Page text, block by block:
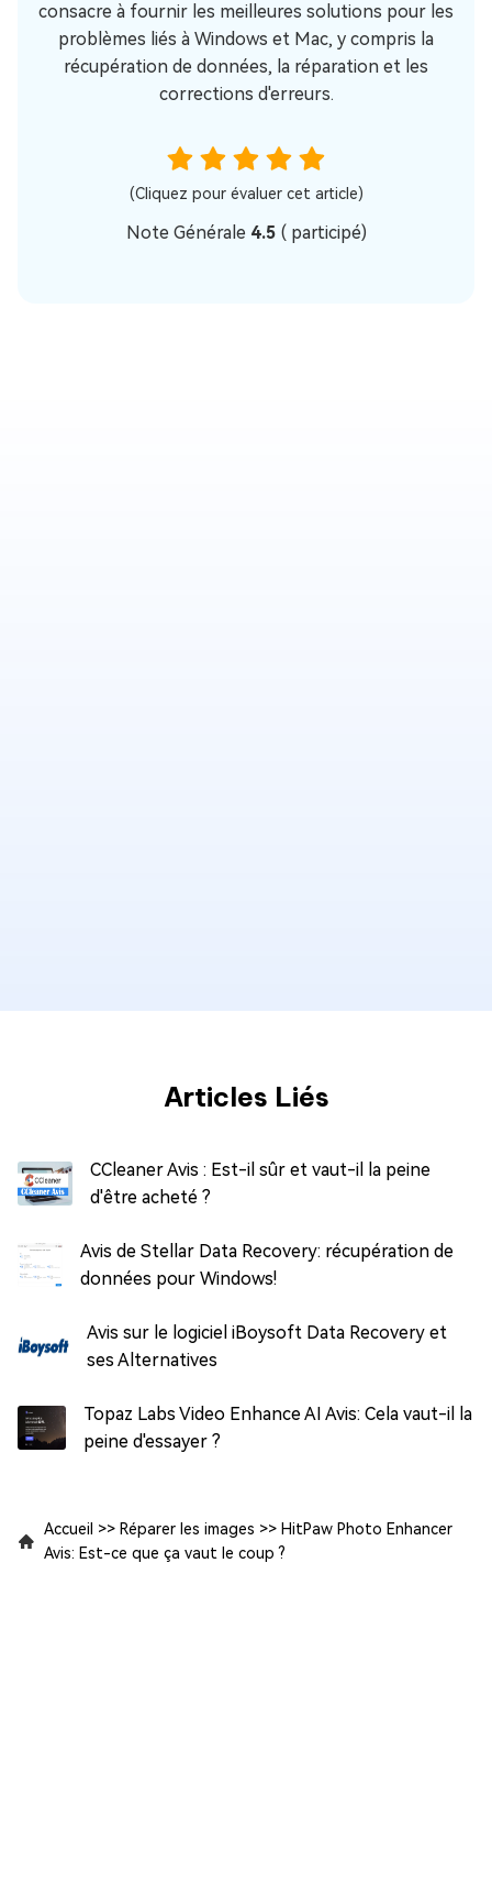
consacre à fournir les meilleures solutions pour les
problèmes liés à Windows et Mac, y compris la
récupération de données, la réparation et les
corrections d'erreurs.
(Cliquez pour évaluer cet article)
Note Générale 4.5 ( participé)
Articles Liés
CCleaner Avis : Est-il sûr et vaut-il la peine
d'être acheté ?
Avis de Stellar Data Recovery: récupération de
données pour Windows!
Avis sur le logiciel iBoysoft Data Recovery et
ses Alternatives
Topaz Labs Video Enhance AI Avis: Cela vaut-il la
peine d'essayer ?
Accueil >> Réparer les images >> HitPaw Photo Enhancer
Avis: Est-ce que ça vaut le coup ?